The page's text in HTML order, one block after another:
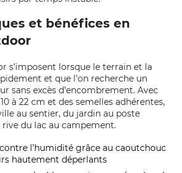
et bénéfices en
s’imposent lorsque le terrain et la
et que l’on recherche un
sans excès d’encombrement. Avec
à 22 cm et des semelles adhérentes,
au sentier, du jardin au poste
rive du lac au campement.
l’humidité grâce au caoutchouc
hautement déperlants